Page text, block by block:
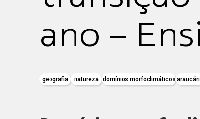
ano –
geografia natureza domínios morfoclimáticos